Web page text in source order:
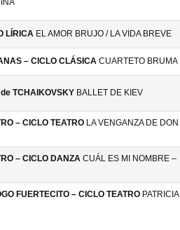
LÍRICA EL AMOR BRUJO / LA VIDA BREVE
– CICLO CLÁSICA CUARTETO BRUMA
TCHAIKOVSKY BALLET DE KIEV
– CICLO TEATRO LA VENGANZA DE DON
– CICLO DANZA CUÁL ES MI NOMBRE –
FUERTECITO – CICLO TEATRO PATRICIA